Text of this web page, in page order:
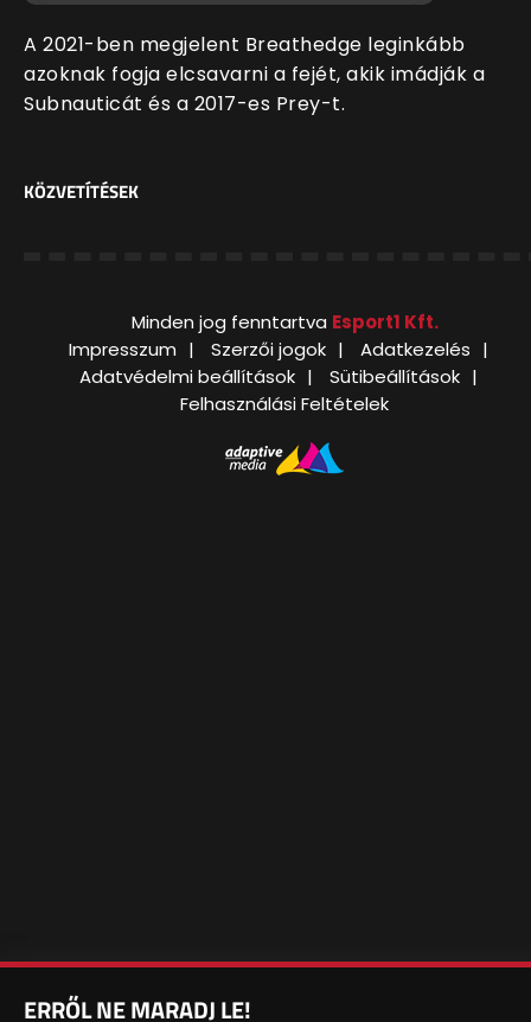
A 2021-ben megjelent Breathedge leginkább
azoknak fogja elcsavarni a fejét, akik imádják a
Subnauticát és a 2017-es Prey-t.
KÖZVETÍTÉSEK
Minden jog fenntartva Esport1 Kft.
Impresszum
Szerzői jogok
Adatkezelés
Adatvédelmi beállítások
Sütibeállítások
Felhasználási Feltételek
ERRŐL NE MARADJ LE!